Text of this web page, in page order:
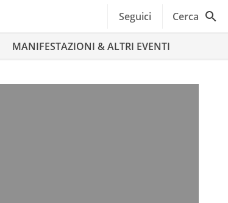
Seguici Cerca
MANIFESTAZIONI & ALTRI EVENTI